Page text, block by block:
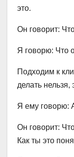
это.
Он говорит:
Я говорю: Что
Подходим к
делать нельзя,
Я ему говорю:
Он говорит:
Как ты это